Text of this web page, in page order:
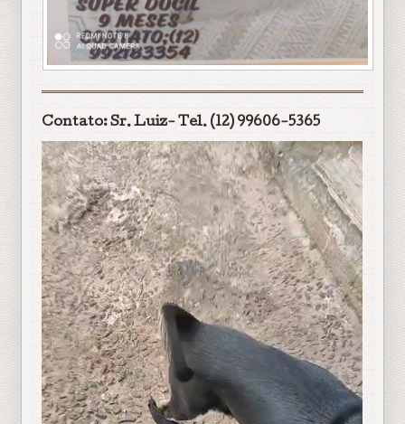
Contato: Sr. Luiz- Tel. (12) 99606-5365